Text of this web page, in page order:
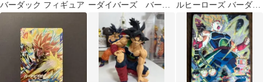
バーダック フィギュア ーダイバーズ バーダ
ルヒーローズ バーダッ
ク BM10-071